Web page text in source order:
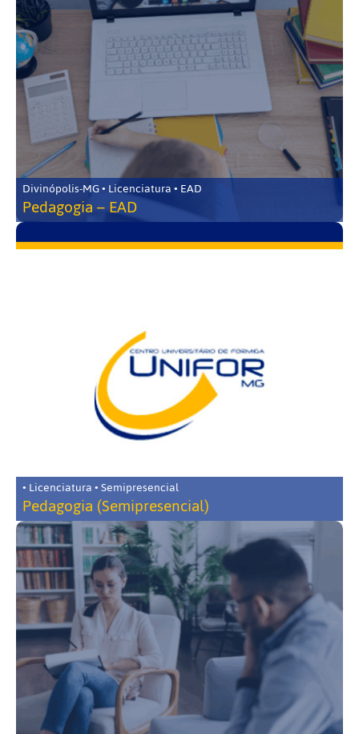
Divinópolis-MG • Licenciatura • EAD
Pedagogia – EAD
• Licenciatura • Semipresencial
Pedagogia (Semipresencial)